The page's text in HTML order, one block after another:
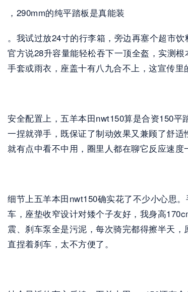
，290mm的纯平踏板是真能装
。我试过放24寸的行李箱，旁边再塞个超市
官方说28升容量能轻松吞下一顶全盔，实测
手套或雨衣，座盖十有八九合不上，这宣传里
安全配置上，五羊本田nwt150算是合资150
一捏就弹手，既保证了制动效果又兼顾了舒
就有点中看不中用，圈里人都在聊它反应速
细节上五羊本田nwt150确实花了不少小心思
车，座垫收窄设计对矮个子友好，我身高
震、刹车泵全是污泥，每次骑完都得擦半天
直捏着刹车，太不方便了。